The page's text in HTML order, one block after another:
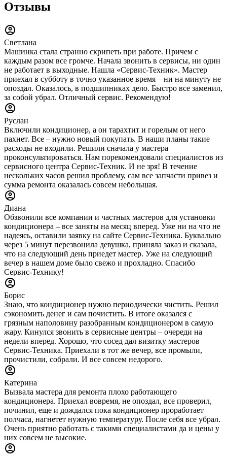
Отзывы
Светлана
Машинка стала странно скрипеть при работе. Причем с
каждым разом все громче. Начала звонить в сервисы, ни один
не работает в выходные. Нашла «Сервис-Техник». Мастер
приехал в субботу в точно указанное время – ни на минуту не
опоздал. Оказалось, в подшипниках дело. Быстро все заменил,
за собой убрал. Отличный сервис. Рекомендую!
Руслан
Включили кондиционер, а он тарахтит и горелым от него
пахнет. Все – нужно новый покупать. В наши планы такие
расходы не входили. Решили сначала у мастера
проконсультироваться. Нам порекомендовали специалистов из
сервисного центра Сервис-Техник. И не зря! В течение
нескольких часов решил проблему, сам все запчасти привез и
сумма ремонта оказалась совсем небольшая.
Диана
Обзвонили все компании и частных мастеров для установки
кондиционера – все заняты на месяц вперед. Уже ни на что не
надеясь, оставили заявку на сайте Сервис-Техника. Буквально
через 5 минут перезвонила девушка, приняла заказ и сказала,
что на следующий день приедет мастер. Уже на следующий
вечер в нашем доме было свежо и прохладно. Спасибо
Сервис-Технику!
Борис
Знаю, что кондиционер нужно периодически чистить. Решил
сэкономить денег и сам почистить. В итоге оказался с
грязным наполовину разобранным кондиционером в самую
жару. Кинулся звонить в сервисные центры – очереди на
недели вперед. Хорошо, что сосед дал визитку мастеров
Сервис-Техника. Приехали в тот же вечер, все промыли,
прочистили, собрали. И все совсем недорого.
Катерина
Вызвала мастера для ремонта плохо работающего
кондиционера. Приехал вовремя, не опоздал, все проверил,
починил, еще и дождался пока кондиционер проработает
полчаса, нагнетет нужную температуру. После себя все убрал.
Очень приятно работать с такими специалистами да и цены у
них совсем не высокие.